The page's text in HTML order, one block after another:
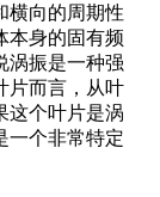
横向的周期性
本身的固有频
涡振是一种强
片而言，从叶
这个叶片是涡
一个非常特定